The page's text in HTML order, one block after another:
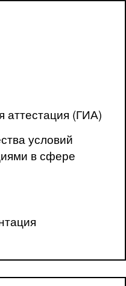
аттестация (ГИА)
условий
в сфере